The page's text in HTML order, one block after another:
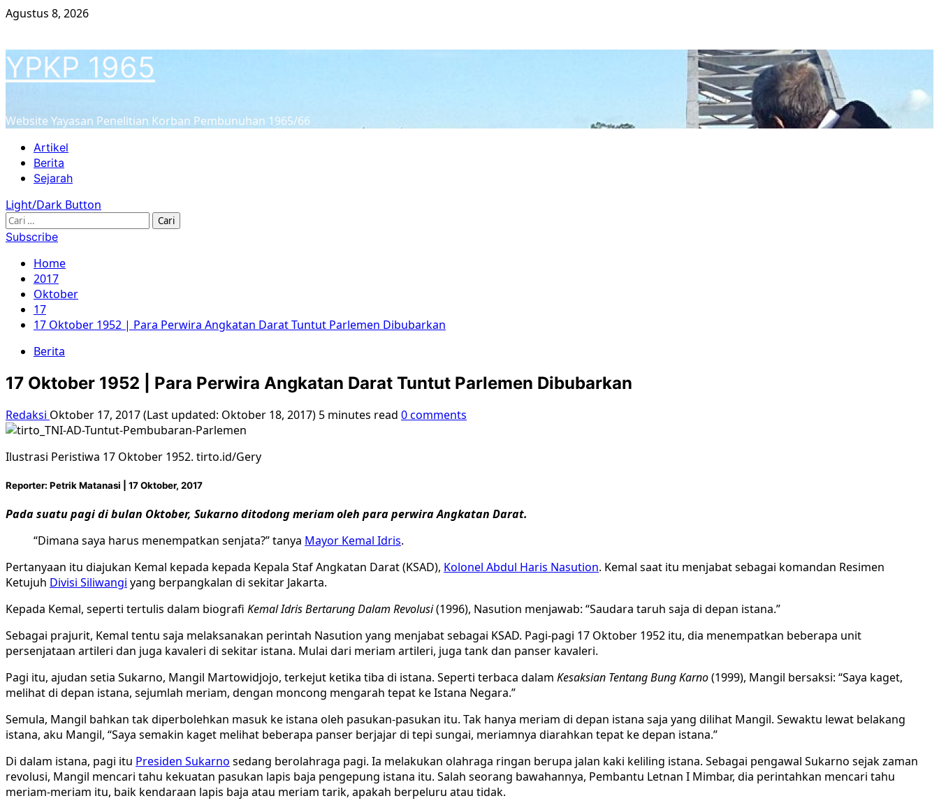
Skip
Agustus 8, 2026
YPKP 1965
Website Yayasan Penelitian Korban Pembunuhan 1965/66
Primary
Menu
Artikel
Berita
Sejarah
Light/Dark Button
Cari
untuk:
Subscribe
Home
2017
Oktober
17
17 Oktober 1952 | Para Perwira Angkatan Darat Tuntut Parlemen Dibubarkan
Berita
17 Oktober 1952 | Para Perwira Angkatan Darat Tuntut Parlemen Dibubarkan
Redaksi Oktober 17, 2017 (Last updated: Oktober 18, 2017) 5 minutes read 0 comments
Ilustrasi Peristiwa 17 Oktober 1952. tirto.id/Gery
Reporter: Petrik Matanasi | 17 Oktober, 2017
Pada suatu pagi di bulan Oktober, Sukarno ditodong meriam oleh para perwira Angkatan Darat.
“Dimana saya harus menempatkan senjata?” tanya Mayor Kemal Idris.
Pertanyaan itu diajukan Kemal kepada kepada Kepala Staf Angkatan Darat (KSAD), Kolonel Abdul Haris Nasution. Kemal saat itu menjabat sebagai komandan Resimen
Ketujuh Divisi Siliwangi yang berpangkalan di sekitar Jakarta.
Kepada Kemal, seperti tertulis dalam biografi Kemal Idris Bertarung Dalam Revolusi(1996), Nasution menjawab: “Saudara taruh saja di depan istana.”
Sebagai prajurit, Kemal tentu saja melaksanakan perintah Nasution yang menjabat sebagai KSAD. Pagi-pagi 17 Oktober 1952 itu, dia menempatkan beberapa unit
persenjataan artileri dan juga kavaleri di sekitar istana. Mulai dari meriam artileri, juga tank dan panser kavaleri.
Pagi itu, ajudan setia Sukarno, Mangil Martowidjojo, terkejut ketika tiba di istana. Seperti terbaca dalam Kesaksian Tentang Bung Karno(1999), Mangil bersaksi: “Saya kaget,
melihat di depan istana, sejumlah meriam, dengan moncong mengarah tepat ke Istana Negara.”
Semula, Mangil bahkan tak diperbolehkan masuk ke istana oleh pasukan-pasukan itu. Tak hanya meriam di depan istana saja yang dilihat Mangil. Sewaktu lewat belakang
istana, aku Mangil, “Saya semakin kaget melihat beberapa panser berjajar di tepi sungai, meriamnya diarahkan tepat ke depan istana.”
Di dalam istana, pagi itu Presiden Sukarno sedang berolahraga pagi. Ia melakukan olahraga ringan berupa jalan kaki keliling istana. Sebagai pengawal Sukarno sejak zaman
revolusi, Mangil mencari tahu kekuatan pasukan lapis baja pengepung istana itu. Salah seorang bawahannya, Pembantu Letnan I Mimbar, dia perintahkan mencari tahu
meriam-meriam itu, baik kendaraan lapis baja atau meriam tarik, apakah berpeluru atau tidak.